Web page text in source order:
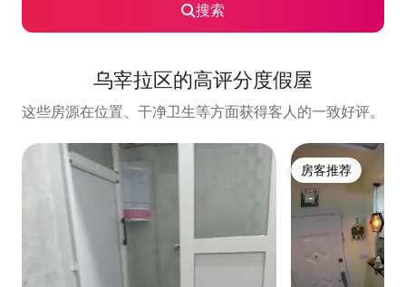
搜索
乌宰拉区的高评分度假屋
这些房源在位置、干净卫生等方面获得客人的一致好评。
房客推荐
房客推荐